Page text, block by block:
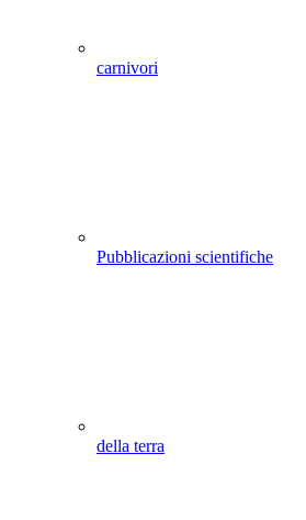
carnivori
Pubblicazioni scientifiche
della terra